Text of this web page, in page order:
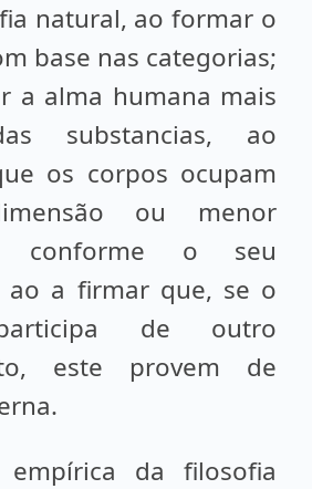
natural, ao formar o
base nas categorias;
a alma humana mais
substancias, ao
os corpos ocupam
ou menor
conforme o seu
ao a firmar que, se o
de outro
este provem de
da filosofia